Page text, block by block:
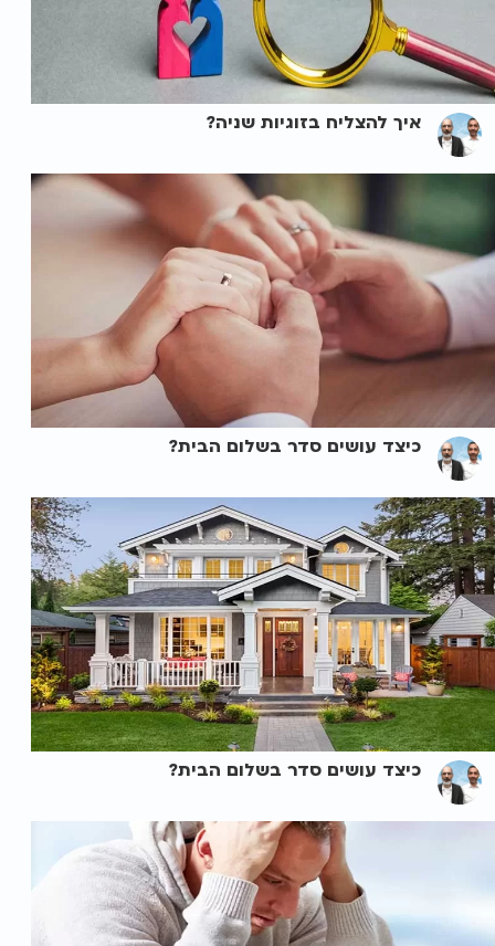
איך להצליח בזוגיות שניה?
כיצד עושים סדר בשלום הבית?
כיצד עושים סדר בשלום הבית?